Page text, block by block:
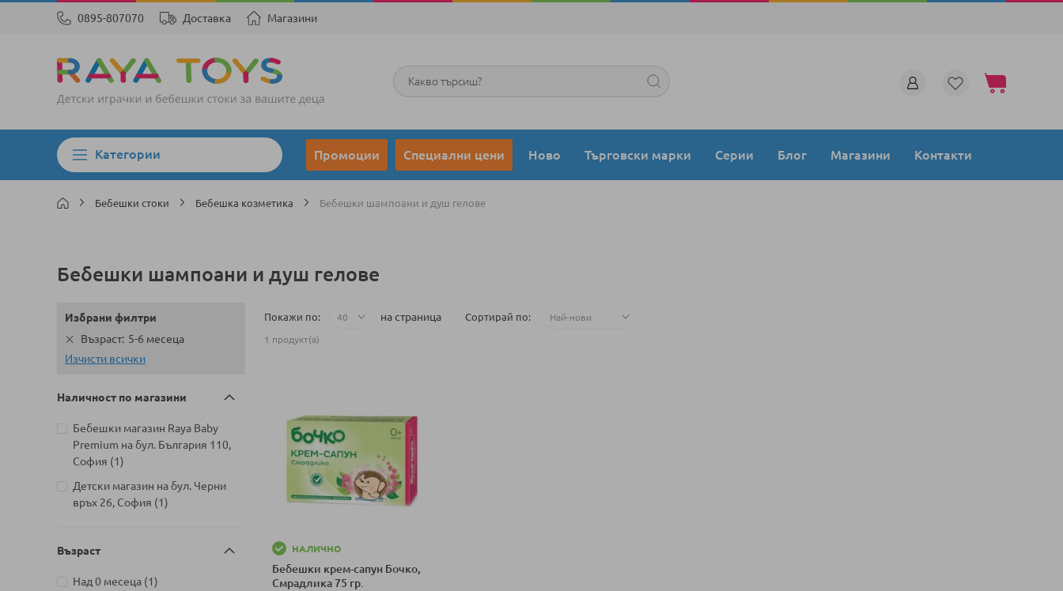
0895-807070 Доставка Магазини
Моята количка
Търсене
Категории Промоции Специални цени Ново Търговски марки Серии Блог Магазини Контакти
Бебешки стоки Бебешка козметика Бебешки шампоани и душ гелове
Бебешки шампоани и душ гелове
Покажи по на страница Сортирай по
1 продукт(а)
НАЛИЧНО
Бебешки крем-сапун Бочко,
Смрадлика 75 гр.
Избрани филтри
Възраст 5-6 месеца
Изчисти всички
Наличност по магазини
Бебешки магазин Raya Baby
Premium на бул. България 110,
София
1
артикул
Детски магазин на бул. Черни
връх 26, София
1
артикул
Възраст
Над 0 месеца 1
артикул